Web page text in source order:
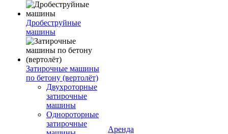
Дробеструйные
машины
Затирочные машины
по бетону (вертолёт)
Двухроторные
затирочные
машины
Однороторные
затирочные
Аренда